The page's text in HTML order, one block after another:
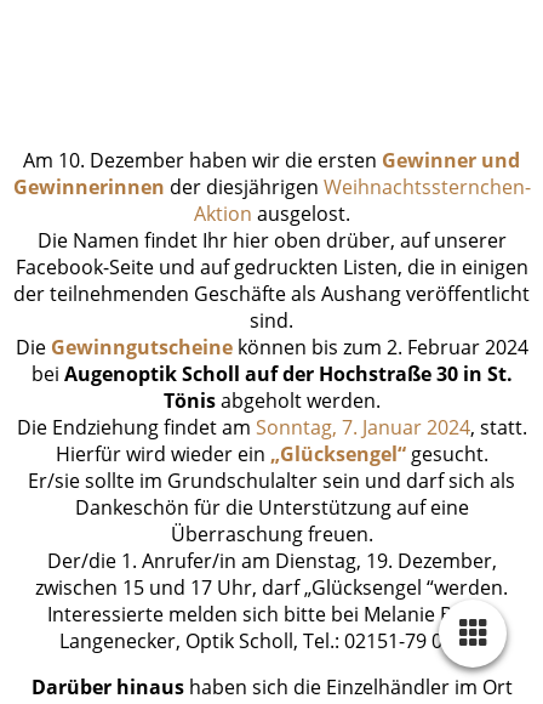
Am 10. Dezember haben wir die ersten Gewinner und
Gewinnerinnen der diesjährigen Weihnachtssternchen-
Aktion ausgelost.
Die Namen findet Ihr hier oben drüber, auf unserer
Facebook-Seite und auf gedruckten Listen, die in einigen
der teilnehmenden Geschäfte als Aushang veröffentlicht
sind.
Die Gewinngutscheinekönnen bis zum 2. Februar 2024
bei Augenoptik Scholl auf der Hochstraße 30 in St.
Tönisabgeholt werden.
Die Endziehung findet am Sonntag, 7. Januar 2024, statt.
Hierfür wird wieder ein „Glücksengel“gesucht.
Er/sie sollte im Grundschulalter sein und darf sich als
Dankeschön für die Unterstützung auf eine
Überraschung freuen.
Der/die 1. Anrufer/in am Dienstag, 19. Dezember,
zwischen 15 und 17 Uhr, darf „Glücksengel “werden.
Interessierte melden sich bitte bei Melanie Barth-
Langenecker, Optik Scholl, Tel.: 02151-79 08 80.
Darüber hinaushaben sich die Einzelhändler im Ort